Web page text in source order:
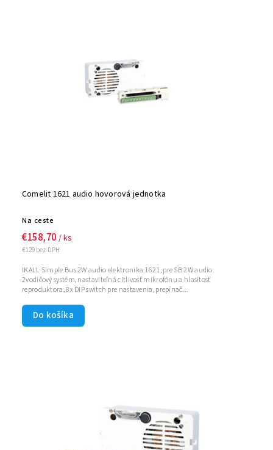
Comelit 1621 audio hovorová jednotka
Na ceste
€129 bez DPH
€158,70 / ks
Do košíka
IKALL Simple Bus 2W audio elektronika 1621, pre SB 2W audio
2vodičový systém, nastaviteľná citlivosť mikrofónu a hlasitosť
reproduktora, 8x DIP switch pre nastavenia, prepínač...